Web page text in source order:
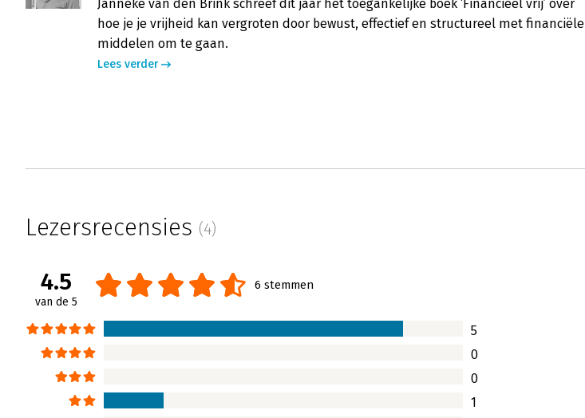
Janneke van den Brink schreef dit jaar het toegankelijke boek ‘Financieel vrij’ over
hoe je je vrijheid kan vergroten door bewust, effectief en structureel met financiële
middelen om te gaan.
Lees verder
Lezersrecensies (4)
4.5
van de 5
6 stemmen
5
0
0
1